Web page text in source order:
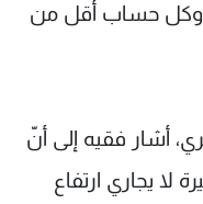
وكل حساب أقل من
أشار فقيه إلى أنّ
حالياً إلى 65 الف ليرة لا يجاري ارتفاع